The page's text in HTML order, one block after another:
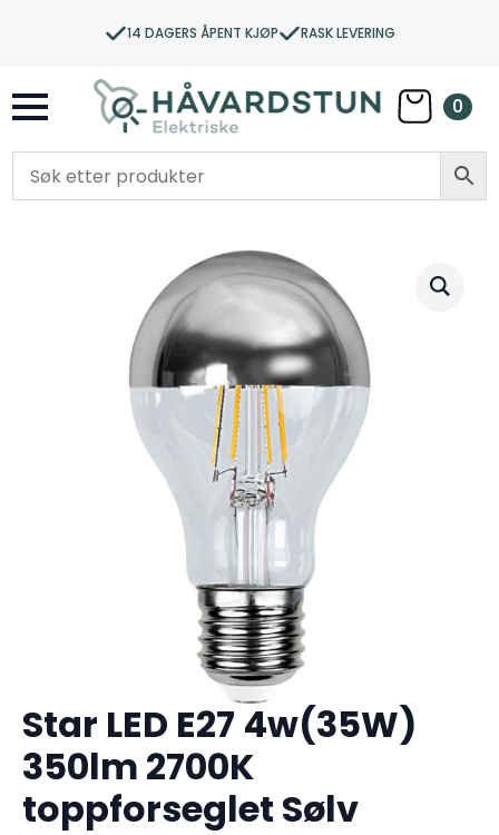
14 DAGERS ÅPENT KJØP RASK LEVERING
0
Star LED E27 4w(35W)
350lm 2700K
toppforseglet Sølv